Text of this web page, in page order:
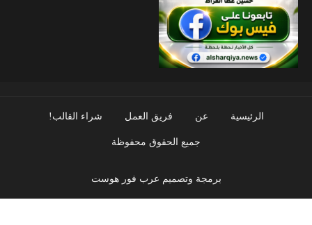
الرئيسية عن فريق العمل شراء القالب!
جميع الحقوق محفوظة
برمجة وتصميم عرب فور هوست